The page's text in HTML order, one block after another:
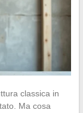
classica in
Ma cosa